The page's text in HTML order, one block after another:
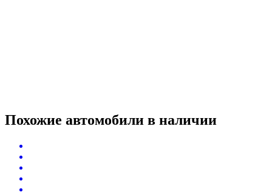
Похожие автомобили в наличии